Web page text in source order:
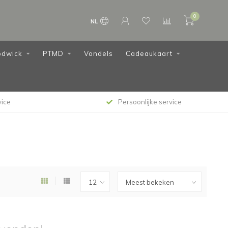
NL
0
PTMD Vondels Cadeaukaart
Persoonlijke service